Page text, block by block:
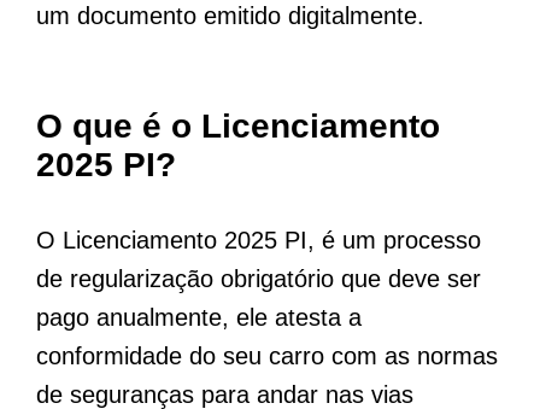
um documento emitido digitalmente.
O que é o Licenciamento
2025 PI?
O Licenciamento 2025 PI, é um processo
de regularização obrigatório que deve ser
pago anualmente, ele atesta a
conformidade do seu carro com as normas
de seguranças para andar nas vias